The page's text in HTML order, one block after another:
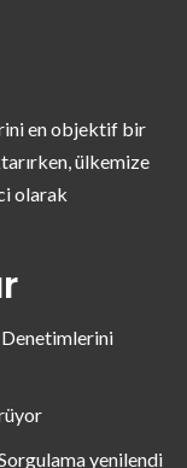
en objektif bir
ülkemize
olarak
Denetimlerini
yenilendi